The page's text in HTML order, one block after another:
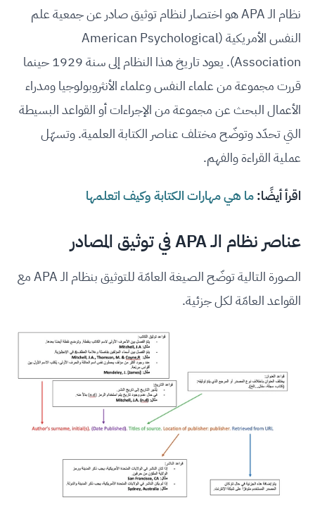
نظام الـ APA هو اختصار لنظام توثيق صادر عن جمعية علم
النفس الأمريكية (American Psychological
Association). يعود تاريخ هذا النظام إلى سنة 1929 حينما
قررت مجموعة من علماء النفس وعلماء الأنثروبولوجيا ومدراء
الأعمال البحث عن مجموعة من الإجراءات أو القواعد البسيطة
التي تحدّد وتوضّح مختلف عناصر الكتابة العلمية. وتسهّل
عملية القراءة والفهم.
اقرأ أيضًا:ما هي مهارات الكتابة وكيف اتعلمها
عناصر نظام الـ APA في توثيق المصادر
الصورة التالية توضّح الصيغة العامّة للتوثيق بنظام الـ APA مع
القواعد العامّة لكل جزئية.